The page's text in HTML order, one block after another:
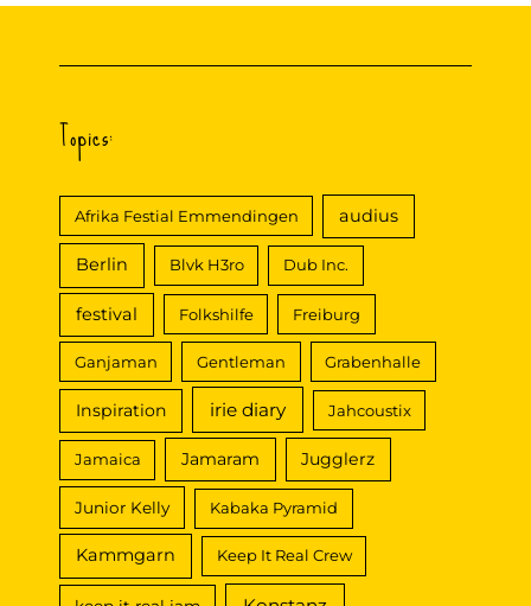
Topics:
Afrika Festial Emmendingen audius
Berlin Blvk H3ro Dub Inc.
festival Folkshilfe Freiburg
Ganjaman Gentleman Grabenhalle
Inspiration irie diary Jahcoustix
Jamaica Jamaram Jugglerz
Junior Kelly Kabaka Pyramid
Kammgarn Keep It Real Crew